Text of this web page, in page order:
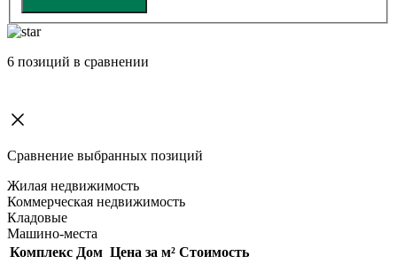
6 позиций в сравнении
Сравнение выбранных позиций
Жилая недвижимость
Коммерческая недвижимость
Кладовые
Машино-места
Комплекс Дом Цена за м² Стоимость